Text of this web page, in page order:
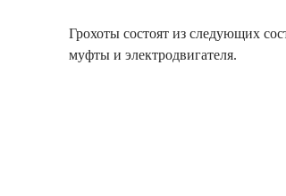
Грохоты состоят из следующих
муфты и электродвигателя.